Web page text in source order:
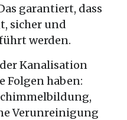
garantiert, dass
sicher und
werden.
Kanalisation
Folgen haben:
Verunreinigung